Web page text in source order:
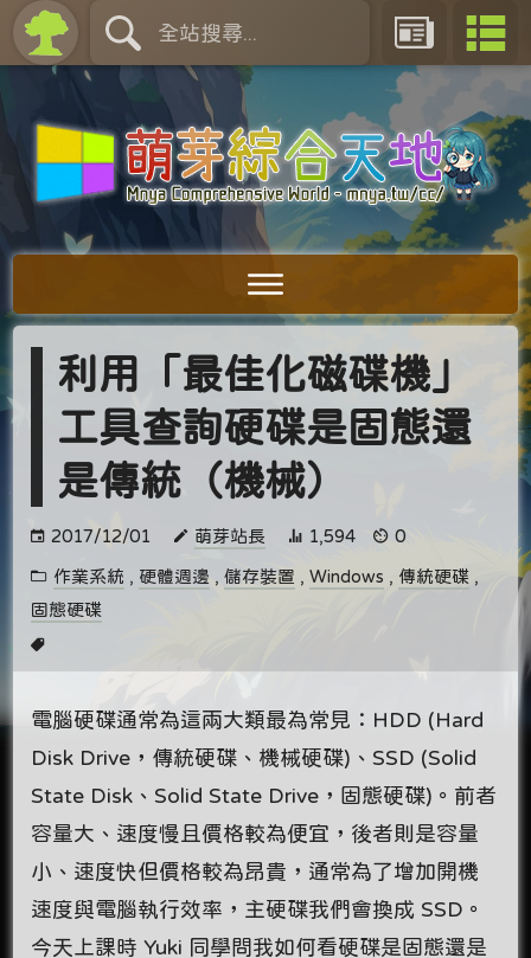
利用「最佳化磁碟機」
工具查詢硬碟是固態還
是傳統（機械）
2017/12/01 萌芽站長 1,594 0
作業系統 , 硬體週邊 ,儲存裝置 ,Windows , 傳統硬碟 ,
固態硬碟
電腦硬碟通常為這兩大類最為常見：HDD (Hard
Disk Drive，傳統硬碟、機械硬碟)、SSD (Solid
State Disk、Solid State Drive，固態硬碟)。前者
容量大、速度慢且價格較為便宜，後者則是容量
小、速度快但價格較為昂貴，通常為了增加開機
速度與電腦執行效率，主硬碟我們會換成 SSD。
今天上課時 Yuki 同學問我如何看硬碟是固態還是